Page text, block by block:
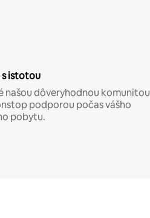
s istotou
našou dôveryhodnou komunitou
podporou počas vášho
pobytu.